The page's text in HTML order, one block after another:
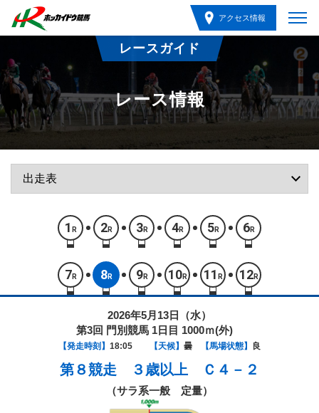
アクセス情報
レースガイド
レース情報
1 R 2R 3R 4R 5R 6R
7 R 8R 9R 10R 11 R 12R
2026年5月13日（水）
第3回 門別競馬 1日目 1000ｍ(外)
【発走時刻】 18:05 【天候】 曇 【馬場状態】 良
第８競走 ３歳以上 Ｃ４－２
（サラ系一般 定量）